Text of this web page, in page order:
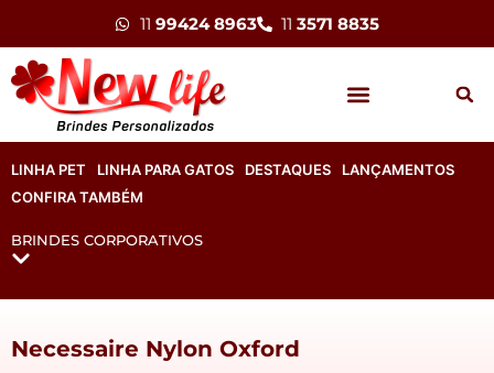
11 99424 8963 11 3571 8835
LINHA PET LINHA PARA GATOS DESTAQUES
LANÇAMENTOS
CONFIRA TAMBÉM
BRINDES CORPORATIVOS
Necessaire Nylon Oxford